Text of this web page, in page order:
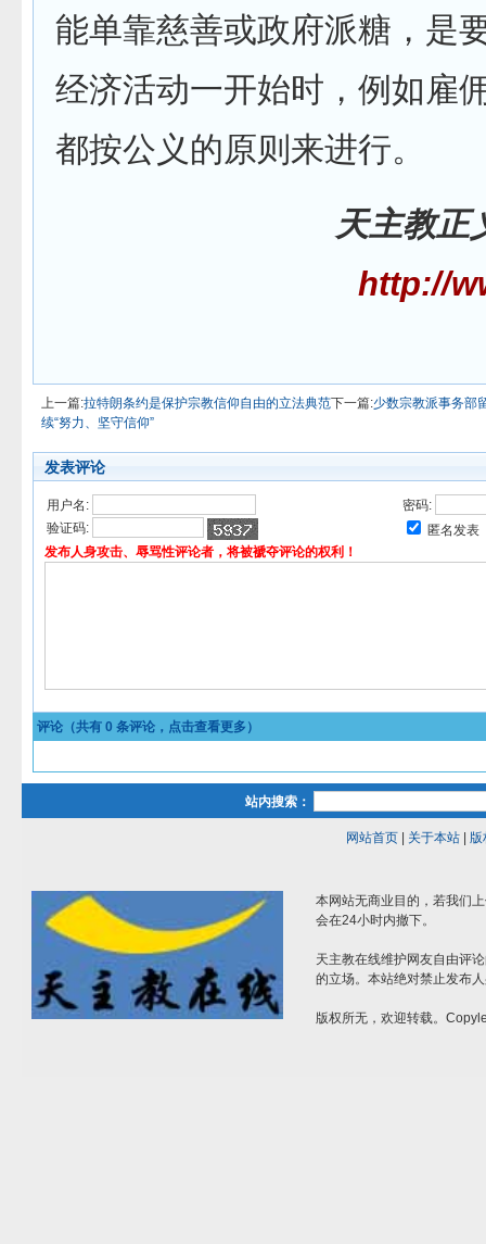
能单靠慈善或政府派糖，是
经济活动一开始时，例如雇
都按公义的原则来进行。
天主教正
http://
上一篇:拉特朗条约是保护宗教信仰自由的立法典范下一篇:少数宗教派事务部
续“努力、坚守信仰”
发表评论
用户名:
密码:
验证码:
匿名发表
发布人身攻击、辱骂性评论者，将被褫夺评论的权利！
评论（共有 0 条评论，点击查看更多）
站内搜索：
网站首页| 关于本站| 版
本网站无商业目的，若我们
会在24小时内撤下。
天主教在线维护网友自由评
的立场。本站绝对禁止发布
版权所无，欢迎转载。